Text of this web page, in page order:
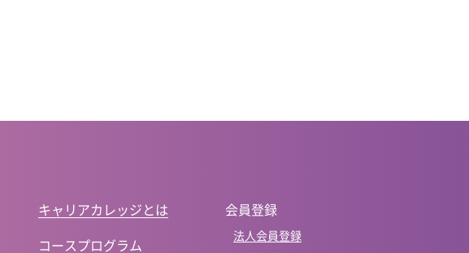
キャリアカレッジとは
コースプログラム
会員登録
法人会員登録